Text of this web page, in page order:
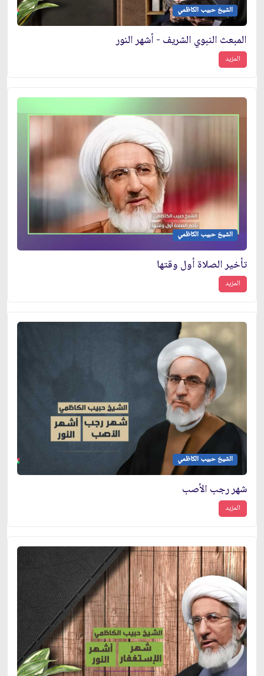
الشيخ حبيب الكاظمي
المبعث النبوي الشريف - أشهر النور
المزيد
الشيخ حبيب الكاظمي
تأخير الصلاة أول وقتها
المزيد
الشيخ حبيب الكاظمي
شهر رجب الأصب
المزيد